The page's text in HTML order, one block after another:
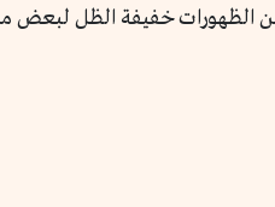
الظهورات خفيفة الظل لبعض